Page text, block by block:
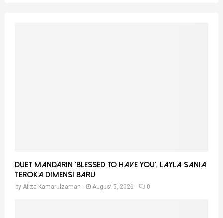
Duet Mandarin ‘Blessed To Have You’, Layla Sania
Teroka Dimensi Baru
by Afiza Kamarulzaman August 5, 2026 0